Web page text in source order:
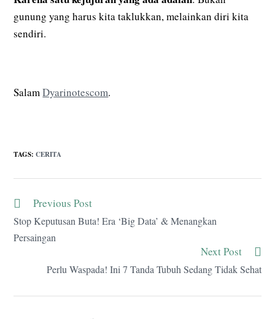
gunung yang harus kita taklukkan, melainkan diri kita
sendiri.
SalamDyarinotescom.
TAGS:CERITA
Previous Post
Stop Keputusan Buta! Era ‘Big Data’ & Menangkan
Persaingan
Next Post
Perlu Waspada! Ini 7 Tanda Tubuh Sedang Tidak Sehat